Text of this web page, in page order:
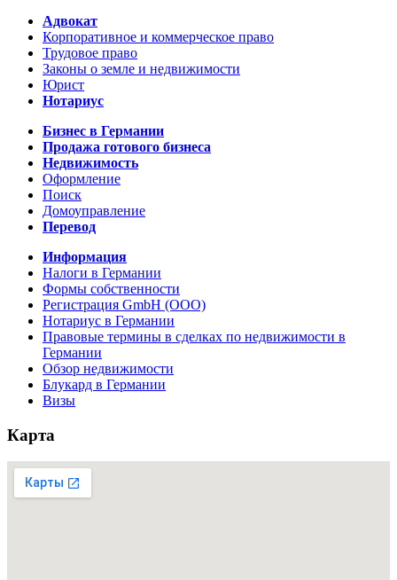
Адвокат
Корпоративное и коммерческое право
Трудовое право
Законы о земле и недвижимости
Юрист
Нотариус
Бизнес в Германии
Продажа готового бизнеса
Недвижимость
Оформление
Поиск
Домоуправление
Перевод
Информация
Налоги в Германии
Формы собственности
Регистрация GmbH (ООО)
Нотариус в Германии
Правовые термины в сделках по недвижимости в
Германии
Обзор недвижимости
Блукард в Германии
Визы
Карта